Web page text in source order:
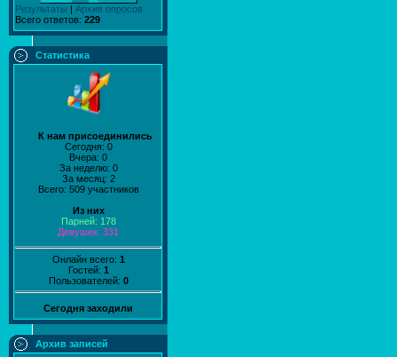
Результаты | Архив опросов
Всего ответов: 229
Статистика
К нам присоединились
Сегодня: 0
Вчера: 0
За неделю: 0
За месяц: 2
Всего: 509 участников
Из них
Парней: 178
Девушек: 331
Онлайн всего: 1
Гостей: 1
Пользователей: 0
Сегодня заходили
Архив записей